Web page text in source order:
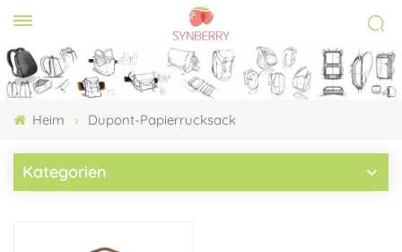
Heim Dupont-Papierrucksack
Kategorien